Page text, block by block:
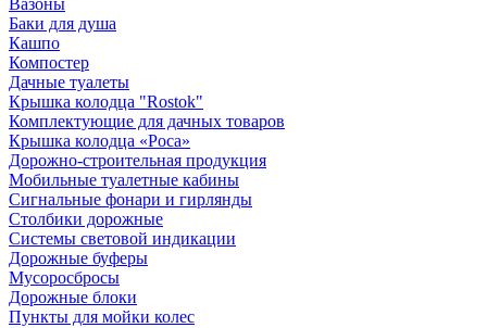
Вазоны
Баки для душа
Кашпо
Компостер
Дачные туалеты
Крышка колодца "Rostok"
Комплектующие для дачных товаров
Крышка колодца «Роса»
Дорожно-строительная продукция
Мобильные туалетные кабины
Сигнальные фонари и гирлянды
Столбики дорожные
Системы световой индикации
Дорожные буферы
Мусоросбросы
Дорожные блоки
Пункты для мойки колес